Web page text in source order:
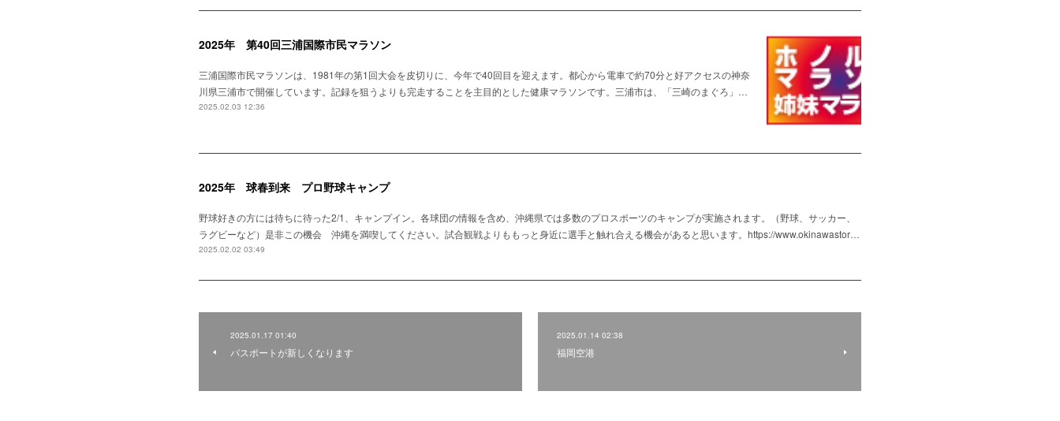
2025年 第40回三浦国際市民マラソン
三浦国際市民マラソンは、1981年の第1回大会を皮切りに、今年で40回目を迎えます。都心から電車で約70分と好アクセスの神奈
川県三浦市で開催しています。記録を狙うよりも完走することを主目的とした健康マラソンです。三浦市は、「三崎のまぐろ」…
2025.02.03 12:36
2025年 球春到来 プロ野球キャンプ
野球好きの方には待ちに待った2/1、キャンプイン。各球団の情報を含め、沖縄県では多数のプロスポーツのキャンプが実施されます。（野球、サッカー、
ラグビーなど）是非この機会 沖縄を満喫してください。試合観戦よりももっと身近に選手と触れ合える機会があると思います。https://www.okinawastor…
2025.02.02 03:49
2025.01.17 01:40
パスポートが新しくなります
2025.01.14 02:38
福岡空港